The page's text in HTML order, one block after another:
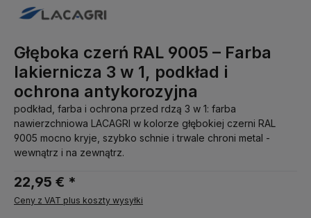
Głęboka czerń RAL 9005 – Farba
lakiernicza 3 w 1, podkład i
ochrona antykorozyjna
podkład, farba i ochrona przed rdzą 3 w 1: farba
nawierzchniowa LACAGRI w kolorze głębokiej czerni RAL
9005 mocno kryje, szybko schnie i trwale chroni metal -
wewnątrz i na zewnątrz.
22,95 € *
Ceny z VAT plus koszty wysyłki